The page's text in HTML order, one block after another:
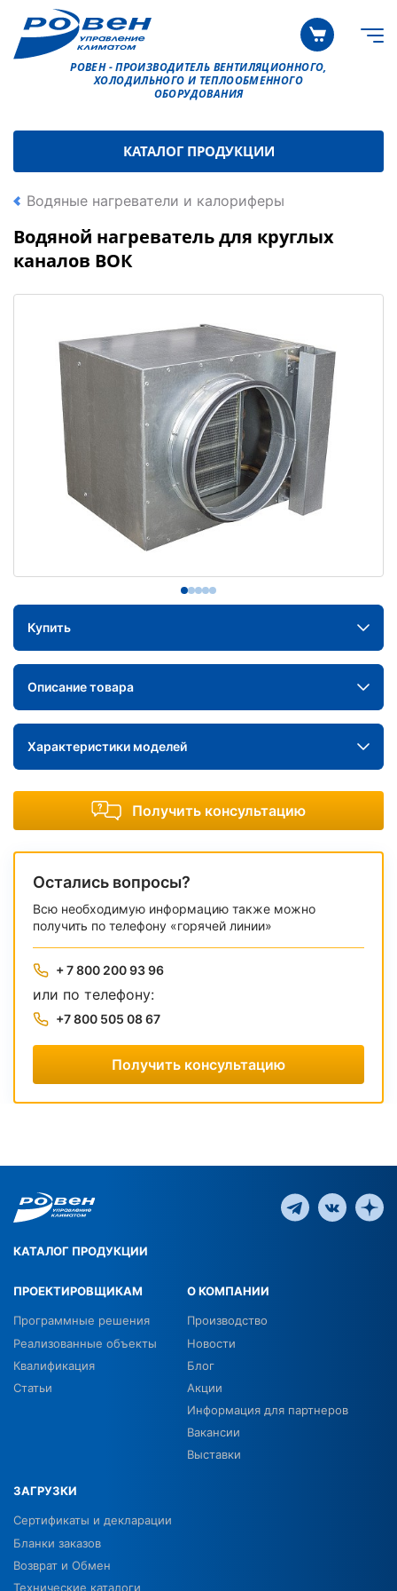
РОВЕН - ПРОИЗВОДИТЕЛЬ ВЕНТИЛЯЦИОННОГО,
ХОЛОДИЛЬНОГО И ТЕПЛООБМЕННОГО
ОБОРУДОВАНИЯ
КАТАЛОГ ПРОДУКЦИИ
Водяные нагреватели и калориферы
Водяной нагреватель для круглых
каналов ВОК
Купить
Описание товара
Характеристики моделей
Получить консультацию
Остались вопросы?
Всю необходимую информацию также можно
получить по телефону «горячей линии»
+ 7 800 200 93 96
или по телефону:
+7 800 505 08 67
Получить консультацию
КАТАЛОГ ПРОДУКЦИИ
ПРОЕКТИРОВЩИКАМ
Программные решения
Реализованные объекты
Квалификация
Статьи
О КОМПАНИИ
Производство
Новости
Блог
Акции
Информация для партнеров
Вакансии
Выставки
ЗАГРУЗКИ
Сертификаты и декларации
Бланки заказов
Возврат и Обмен
Технические каталоги